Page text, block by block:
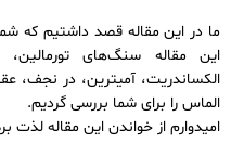
ما در این مقاله قصد داشتیم که
این مقاله سنگ‌های تورمالین،
الکساندریت، آمیترین، در نجف،
الماس را برای شما بررسی گردیم.
امیدوارم از خواندن این مقاله لذت